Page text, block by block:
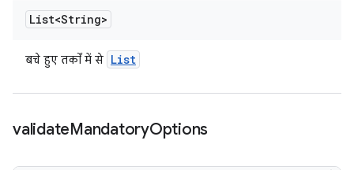
List<String>
बचे हुए तर्कों में से List
validateMandatoryOptions